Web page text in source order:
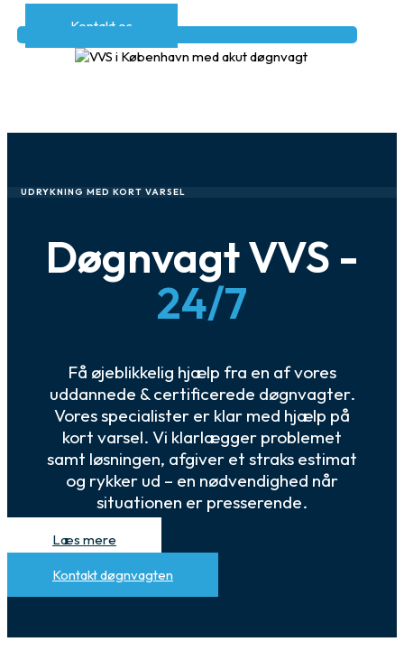
Kontakt os
UDRYKNING MED KORT VARSEL
Døgnvagt VVS -
24/7
Få øjeblikkelig hjælp fra en af vores
uddannede & certificerede døgnvagter.
Vores specialister er klar med hjælp på
kort varsel. Vi klarlægger problemet
samt løsningen, afgiver et straks estimat
og rykker ud – en nødvendighed når
situationen er presserende.
Læs mere
Kontakt døgnvagten